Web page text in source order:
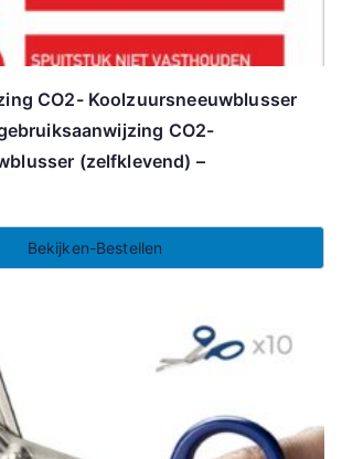
CO2- Koolzuursneeuwblusser
CO2-
(zelfklevend) –
Bekijken-Bestellen